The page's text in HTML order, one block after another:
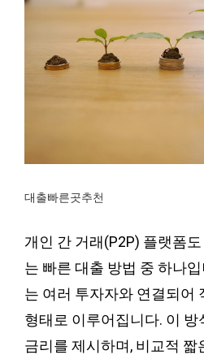
대출빠른곳추천
개인 간 거래(P2P) 플랫폼
는 빠른 대출 방법 중 하나
는 여러 투자자와 연결되어
형태로 이루어집니다. 이
금리를 제시하며, 비교적 짧